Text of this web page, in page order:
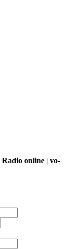
Radio online | vo-